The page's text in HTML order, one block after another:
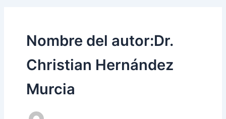
Nombre del autor:Dr.
Christian Hernández
Murcia